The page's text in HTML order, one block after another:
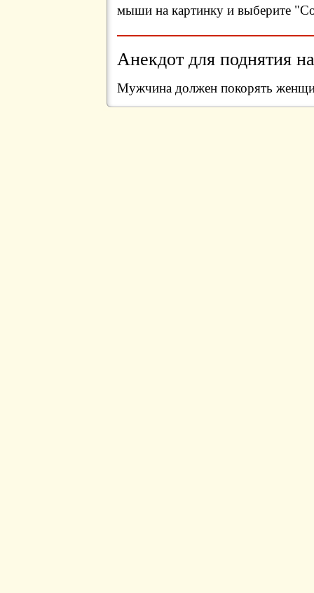
мыши на картинку и выберите
Анекдот для поднятия
Мужчина должен покорять